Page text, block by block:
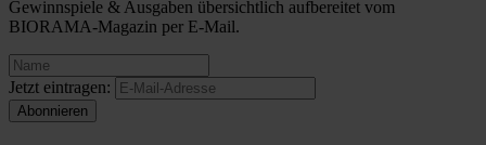
Gewinnspiele & Ausgaben übersichtlich aufbereitet vom
BIORAMA-Magazin per E-Mail.
Jetzt eintragen: